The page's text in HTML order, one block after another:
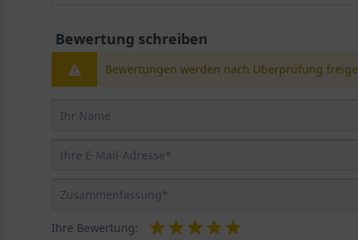
Bewertung schreiben
Bewertungen werden nach Überprüfung
Ihre Bewertung: